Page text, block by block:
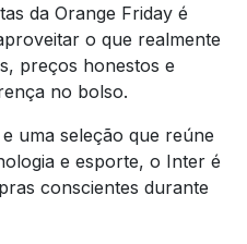
da Orange Friday é
o que realmente
preços honestos e
no bolso.
uma seleção que reúne
e esporte, o Inter é
conscientes durante